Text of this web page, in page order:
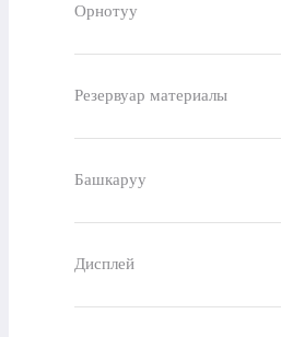
Орнотуу
Резервуар материалы
Башкаруу
Дисплей